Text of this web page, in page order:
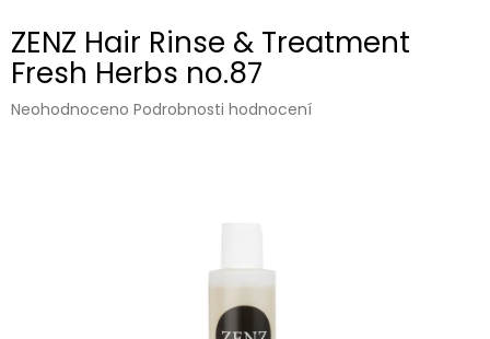
ZENZ Hair Rinse & Treatment
Fresh Herbs no.87
Průměrné
Neohodnoceno Podrobnosti hodnocení